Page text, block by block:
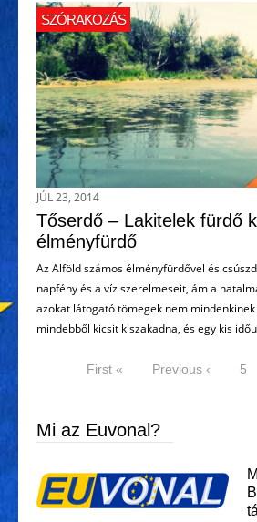
SZÓRAKOZÁS
JÚL 23, 2014
Tőserdő – Lakitelek fürdő
élményfürdő
Az Alföld számos élményfürdővel és
napfény és a víz szerelmeseit, ám a
azokat látogató tömegek nem
mindebből kicsit kiszakadna, és egy kis
First « Previous ‹ 5
Mi az Euvonal?